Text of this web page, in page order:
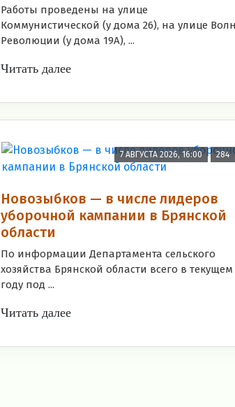
Работы проведены на улице
Коммунистической (у дома 26), на улице
Революции (у дома 19А), ...
Читать далее
7 АВГУСТА 2026, 16:00 284
Новозыбков — в числе лидеров
уборочной кампании в Брянской
области
По информации Департамента сельского
хозяйства Брянской области всего в текущем
году под ...
Читать далее